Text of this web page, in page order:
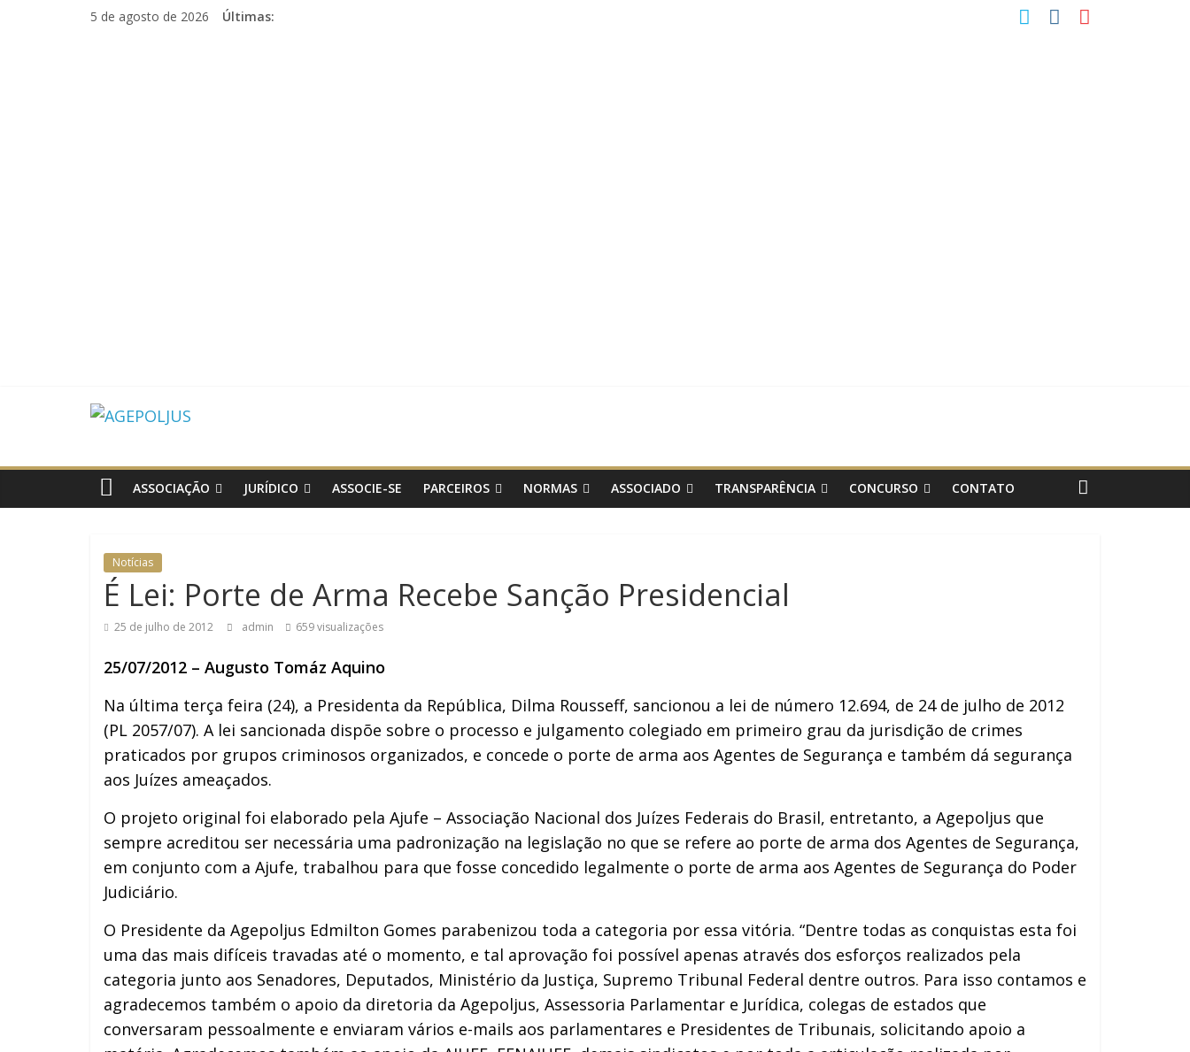
5 de agosto de 2026 Últimas:
AGEPOLJUS
Associação
Nacional
dos
Judiciária
ASSOCIAÇÃO JURÍDICO ASSOCIE-SE PARCEIROS NORMAS ASSOCIADO TRANSPARÊNCIA CONCURSO CONTATO
Notícias
É Lei: Porte de Arma Recebe Sanção Presidencial
25 de julho de 2012 admin 659 visualizações
25/07/2012 – Augusto Tomáz Aquino
Na última terça feira (24), a Presidenta da República, Dilma Rousseff, sancionou a lei de número 12.694, de 24 de julho de 2012
(PL 2057/07). A lei sancionada dispõe sobre o processo e julgamento colegiado em primeiro grau da jurisdição de crimes
praticados por grupos criminosos organizados, e concede o porte de arma aos Agentes de Segurança e também dá segurança
aos Juízes ameaçados.
O projeto original foi elaborado pela Ajufe – Associação Nacional dos Juízes Federais do Brasil, entretanto, a Agepoljus que
sempre acreditou ser necessária uma padronização na legislação no que se refere ao porte de arma dos Agentes de Segurança,
em conjunto com a Ajufe, trabalhou para que fosse concedido legalmente o porte de arma aos Agentes de Segurança do Poder
Judiciário.
O Presidente da Agepoljus Edmilton Gomes parabenizou toda a categoria por essa vitória. “Dentre todas as conquistas esta foi
uma das mais difíceis travadas até o momento, e tal aprovação foi possível apenas através dos esforços realizados pela
categoria junto aos Senadores, Deputados, Ministério da Justiça, Supremo Tribunal Federal dentre outros. Para isso contamos e
agradecemos também o apoio da diretoria da Agepoljus, Assessoria Parlamentar e Jurídica, colegas de estados que
conversaram pessoalmente e enviaram vários e-mails aos parlamentares e Presidentes de Tribunais, solicitando apoio a